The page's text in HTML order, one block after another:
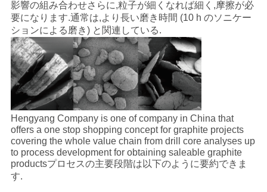
ー
ス
場
合
地
図
影響の組み合わせさらに,粒子が細くなれば細く,摩擦が必
要になります.通常は,より長い磨き時間 (10 h のソニケー
ションによる磨き) と関連している.
Hengyang Company is one of company in China that
offers a one stop shopping concept for graphite projects
covering the whole value chain from drill core analyses up
to process development for obtaining saleable graphite
productsプロセスの主要段階は以下のように要約できま
す.